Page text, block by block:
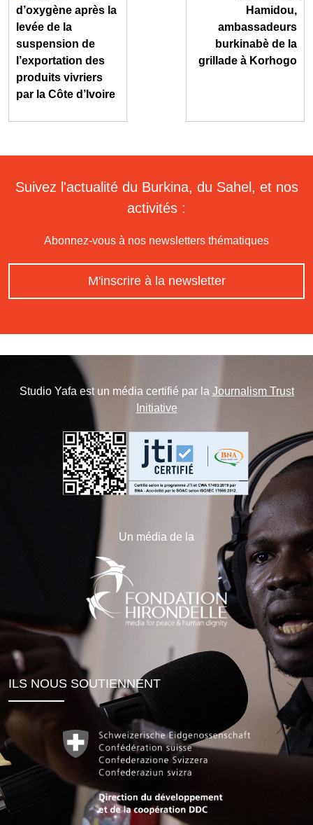
d’oxygène après la
levée de la
suspension de
l’exportation des
produits vivriers
par la Côte d’Ivoire
Hamidou,
ambassadeurs
burkinabè de la
grillade à Korhogo
Suivez l'actualité du Burkina, du Sahel, et nos
activités :
Abonnez-vous à nos newsletters thématiques
M'inscrire à la newsletter
Studio Yafa est un média certifié par la Journalism Trust
Initiative
Un média de la
ILS NOUS SOUTIENNENT